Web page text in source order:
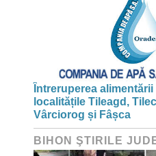
Întreruperea
localitățile Tileagd,
Vârciorog și Fâșca
BIHON ŞTIRILE